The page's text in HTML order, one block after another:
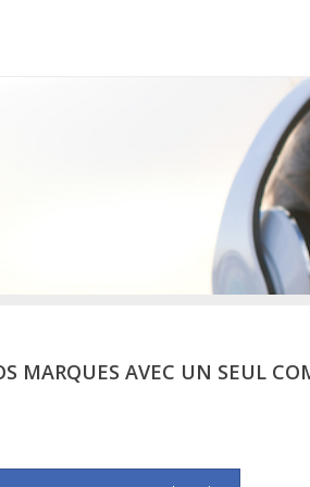
MARQUES AVEC UN SEUL